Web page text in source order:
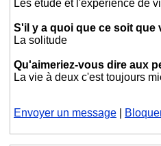
Les étude et l'expérience de
S'il y a quoi que ce soit que
La solitude
Qu'aimeriez-vous dire aux
La vie à deux c'est toujours
Envoyer un message